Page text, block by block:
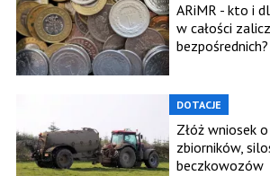
ARiMR - kto i
w całości
bezpośrednich?
DOTACJE
Złóż wniosek
zbiorników,
beczkowozów